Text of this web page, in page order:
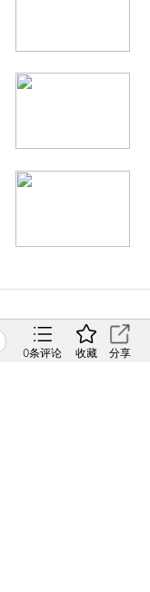
0条评论 收藏 分享